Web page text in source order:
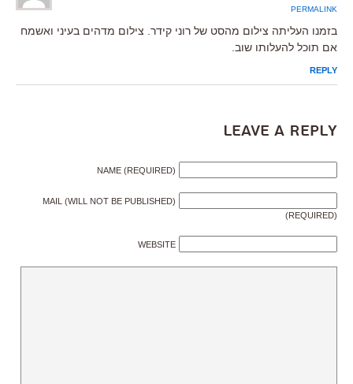
PERMALINK
בזמנו העליתה צילום מהסט של רוני קידר. צילום מדהים בעיני ואשמח
אם תוכל להעלותו שוב.
REPLY
Leave a Reply
NAME (REQUIRED)
MAIL (WILL NOT BE PUBLISHED)
(REQUIRED)
WEBSITE